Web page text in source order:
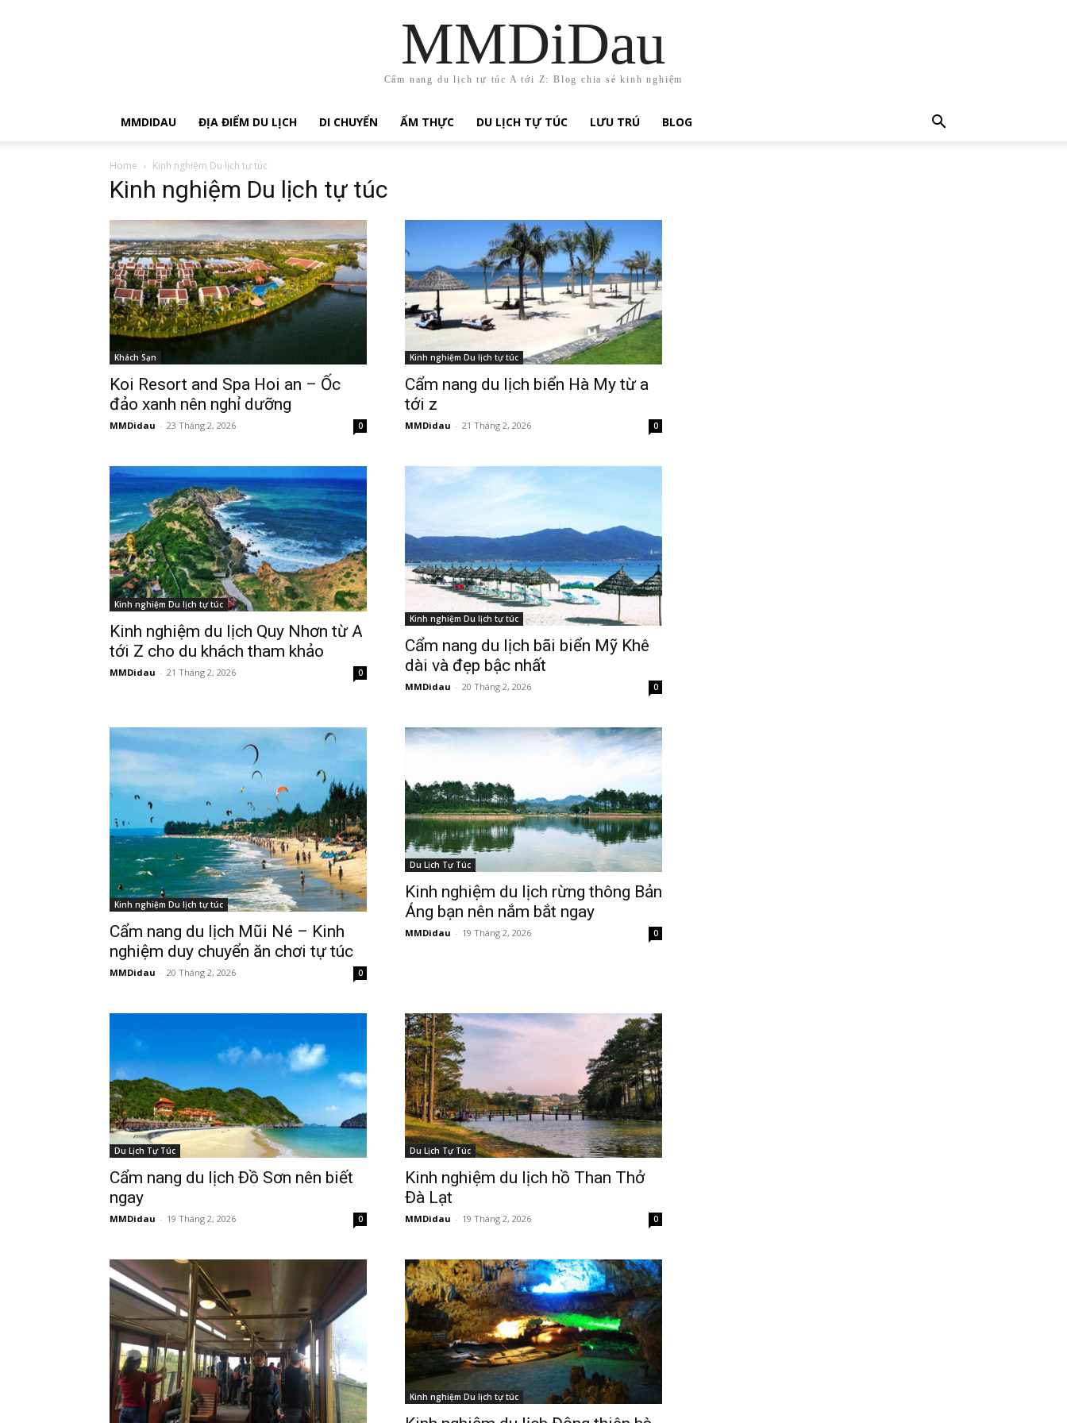
MMDiDau
Cẩm nang du lịch tự túc A tới Z: Blog chia sẻ kinh nghiệm
MMDIDAU ĐỊA ĐIỂM DU LỊCH DI CHUYỂN ẨM THỰC DU LỊCH TỰ TÚC LƯU TRÚ BLOG
Home Kinh nghiệm Du lịch tự túc
Kinh nghiệm Du lịch tự túc
Khách Sạn
Koi Resort and Spa Hoi an – Ốc
đảo xanh nên nghỉ dưỡng
MMDidau - 23 Tháng 2, 2026 0
Kinh nghiệm Du lịch tự túc
Cẩm nang du lịch biển Hà My từ a
tới z
MMDidau - 21 Tháng 2, 2026 0
Kinh nghiệm Du lịch tự túc
Kinh nghiệm du lịch Quy Nhơn từ A
tới Z cho du khách tham khảo
MMDidau - 21 Tháng 2, 2026 0
Kinh nghiệm Du lịch tự túc
Cẩm nang du lịch bãi biển Mỹ Khê
dài và đẹp bậc nhất
MMDidau - 20 Tháng 2, 2026 0
Kinh nghiệm Du lịch tự túc
Cẩm nang du lịch Mũi Né – Kinh
nghiệm duy chuyển ăn chơi tự túc
MMDidau - 20 Tháng 2, 2026 0
Du Lịch Tự Túc
Kinh nghiệm du lịch rừng thông Bản
Áng bạn nên nắm bắt ngay
MMDidau - 19 Tháng 2, 2026 0
Du Lịch Tự Túc
Cẩm nang du lịch Đồ Sơn nên biết
ngay
MMDidau - 19 Tháng 2, 2026 0
Du Lịch Tự Túc
Kinh nghiệm du lịch hồ Than Thở
Đà Lạt
MMDidau - 19 Tháng 2, 2026 0
Kinh nghiệm Du lịch tự túc